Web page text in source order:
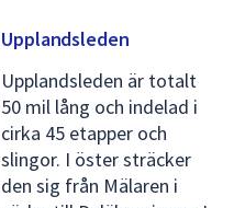
Upplandsleden
Upplandsleden är totalt
50 mil lång och indelad i
cirka 45 etapper och
slingor. I öster sträcker
den sig från Mälaren i